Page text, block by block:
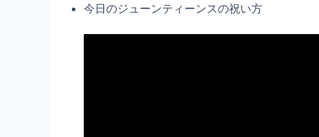
今日のジューンティーンスの祝い方